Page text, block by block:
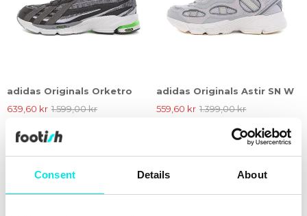
Consent Details About
adidas Originals Orketro
639,60 kr 1.599,00 kr
adidas Originals Astir SN W
559,60 kr 1.399,00 kr
60%